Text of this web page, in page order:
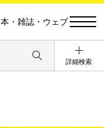
本・雑誌・ウェブ
詳細検索